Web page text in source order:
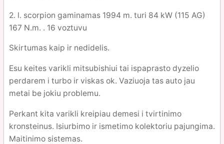
2. l. scorpion gaminamas 1994 m. turi 84 kW (115 AG)
167 N.m. . 16 voztuvu
Skirtumas kaip ir nedidelis.
Esu keites varikli mitsubishiui tai ispaprasto dyzelio
perdarem i turbo ir viskas ok. Vaziuoja tas auto jau
metai be jokiu problemu.
Perkant kita varikli kreipiau demesi i tvirtinimo
kronsteinus. Isiurbimo ir ismetimo kolektoriu pajungima.
Maitinimo sistemas.